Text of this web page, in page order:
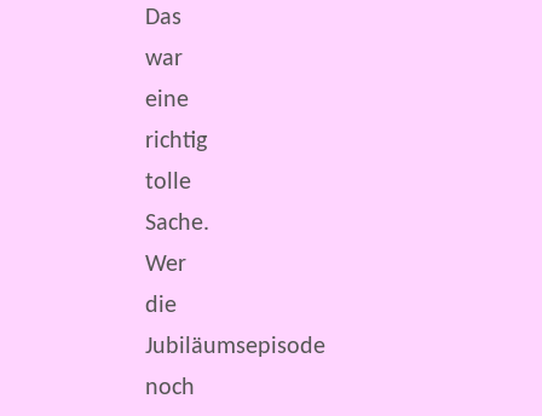
Das
war
eine
richtig
tolle
Sache.
Wer
die
Jubiläumsepisode
noch